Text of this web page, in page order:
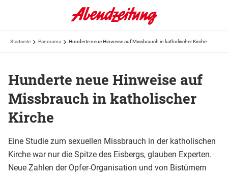
Startseite Panorama Hunderte neue Hinweise auf Missbrauch in katholischer Kirche
Hunderte neue Hinweise auf
Missbrauch in katholischer
Kirche
Eine Studie zum sexuellen Missbrauch in der katholischen
Kirche war nur die Spitze des Eisbergs, glauben Experten.
Neue Zahlen der Opfer-Organisation und von Bistümern